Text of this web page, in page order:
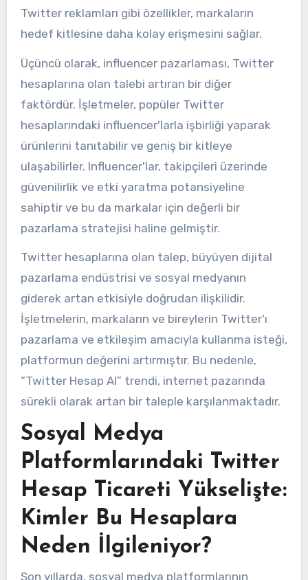
Twitter reklamları gibi özellikler, markaların
hedef kitlesine daha kolay erişmesini sağlar.
Üçüncü olarak, influencer pazarlaması, Twitter
hesaplarına olan talebi artıran bir diğer
faktördür. İşletmeler, popüler Twitter
hesaplarındaki influencer'larla işbirliği yaparak
ürünlerini tanıtabilir ve geniş bir kitleye
ulaşabilirler. Influencer'lar, takipçileri üzerinde
güvenilirlik ve etki yaratma potansiyeline
sahiptir ve bu da markalar için değerli bir
pazarlama stratejisi haline gelmiştir.
Twitter hesaplarına olan talep, büyüyen dijital
pazarlama endüstrisi ve sosyal medyanın
giderek artan etkisiyle doğrudan ilişkilidir.
İşletmelerin, markaların ve bireylerin Twitter'ı
pazarlama ve etkileşim amacıyla kullanma isteği,
platformun değerini artırmıştır. Bu nedenle,
“Twitter Hesap Al” trendi, internet pazarında
sürekli olarak artan bir taleple karşılanmaktadır.
Sosyal Medya
Platformlarındaki Twitter
Hesap Ticareti Yükselişte:
Kimler Bu Hesaplara
Neden İlgileniyor?
Son yıllarda, sosyal medya platformlarının